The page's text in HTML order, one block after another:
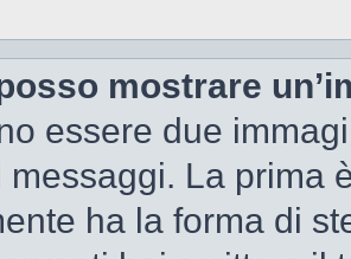
mostrare
essere due
messaggi. La prima
ha la forma di